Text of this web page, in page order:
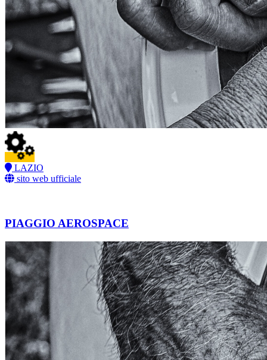
LAZIO
sito web ufficiale
PIAGGIO AEROSPACE